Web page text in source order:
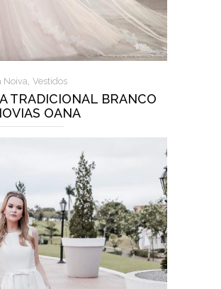
Noiva, Vestidos
TRADICIONAL BRANCO
OANA